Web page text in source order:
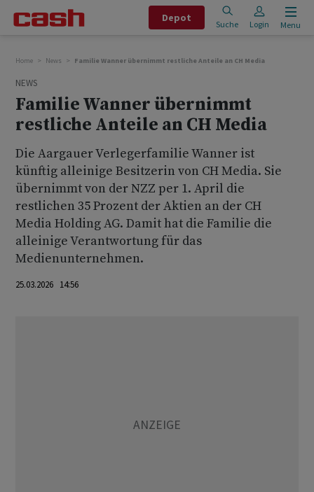
Depot
Suche Login Menu
Home News Familie Wanner übernimmt restliche Anteile an CH Media
NEWS
Familie Wanner übernimmt
restliche Anteile an CH Media
Die Aargauer Verlegerfamilie Wanner ist
künftig alleinige Besitzerin von CH Media. Sie
übernimmt von der NZZ per 1. April die
restlichen 35 Prozent der Aktien an der CH
Media Holding AG. Damit hat die Familie die
alleinige Verantwortung für das
Medienunternehmen.
25.03.2026 14:56